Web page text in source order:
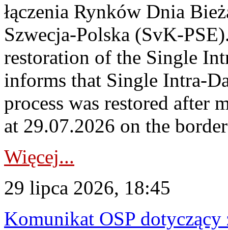
łączenia Rynków Dnia
Szwecja-Polska (SvK-
restoration of the Single
informs that Single Intra-
process was restored after
at 29.07.2026 on the
Więcej...
29 lipca 2026, 18:45
Komunikat OSP dotyczący